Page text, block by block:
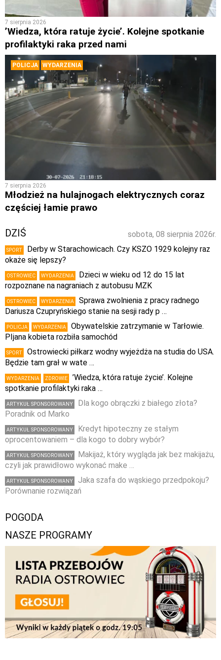
7 sierpnia 2026
’Wiedza, która ratuje życie’. Kolejne spotkanie
profilaktyki raka przed nami
POLICJA WYDARZENIA
7 sierpnia 2026
Młodzież na hulajnogach elektrycznych coraz
częściej łamie prawo
sobota, 08 sierpnia 2026r.
DZIŚ
SPORT
Derby w Starachowicach. Czy KSZO 1929 kolejny raz
okaże się lepszy?
OSTROWIEC WYDARZENIA
Dzieci w wieku od 12 do 15 lat
rozpoznane na nagraniach z autobusu MZK
OSTROWIEC WYDARZENIA
Sprawa zwolnienia z pracy radnego
Dariusza Czupryńskiego stanie na sesji rady p …
POLICJA WYDARZENIA
Obywatelskie zatrzymanie w Tarłowie.
PIjana kobieta rozbiła samochód
SPORT
Ostrowiecki piłkarz wodny wyjeżdża na studia do USA.
Będzie tam grał w wate …
WYDARZENIA ZDROWIE
’Wiedza, która ratuje życie’. Kolejne
spotkanie profilaktyki raka …
ARTYKUŁ SPONSOROWANY
Dla kogo obrączki z białego złota?
Poradnik od Marko
ARTYKUŁ SPONSOROWANY
Kredyt hipoteczny ze stałym
oprocentowaniem – dla kogo to dobry wybór?
ARTYKUŁ SPONSOROWANY
Makijaż, który wygląda jak bez makijażu,
czyli jak prawidłowo wykonać make …
ARTYKUŁ SPONSOROWANY
Jaka szafa do wąskiego przedpokoju?
Porównanie rozwiązań
POGODA
NASZE PROGRAMY